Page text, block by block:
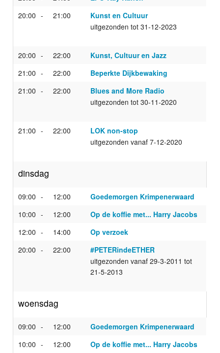
20:00
21:00
Kunst en Cultuur
uitgezonden tot 31-12-2023
20:00 22:00
Kunst, Cultuur en Jazz
21:00
22:00
Beperkte Dijkbewaking
21:00
22:00
Blues and More Radio
uitgezonden tot 30-11-2020
21:00 22:00
LOK non-stop
uitgezonden vanaf 7-12-2020
dinsdag
09:00 12:00
Goedemorgen Krimpenerwaard
10:00
12:00
Op de koffie met... Harry Jacobs
12:00
14:00
Op verzoek
20:00
22:00
#PETERindeETHER
uitgezonden vanaf 29-3-2011 tot
21-5-2013
woensdag
09:00 12:00
Goedemorgen Krimpenerwaard
10:00
12:00
Op de koffie met... Harry Jacobs